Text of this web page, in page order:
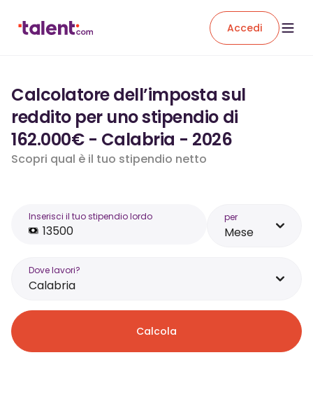
Accedi
Calcolatore dell’imposta sul
reddito per uno stipendio di
162.000€ - Calabria - 2026
Scopri qual è il tuo stipendio netto
Inserisci il tuo stipendio lordo per
Mese
Dove lavori?
Calabria
Calcola